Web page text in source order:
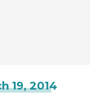
19, 2014